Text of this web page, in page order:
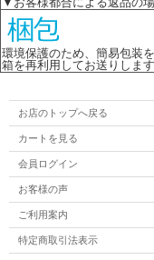
環境保護のため、簡易包装
箱を再利用してお送りします
お店のトップへ戻る
カートを見る
会員ログイン
お客様の声
ご利用案内
特定商取引法表示